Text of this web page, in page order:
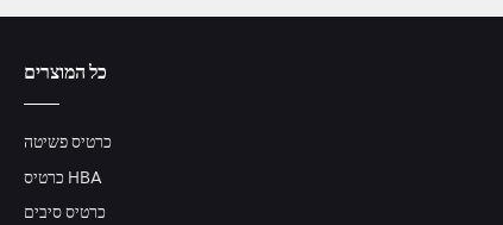
כל המוצרים
כרטיס פשיטה
כרטיס HBA
כרטיס סיבים